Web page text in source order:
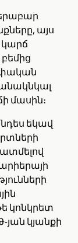
այս
կարճ
մասին։
եկավ
կոնկրետ
կյանքի